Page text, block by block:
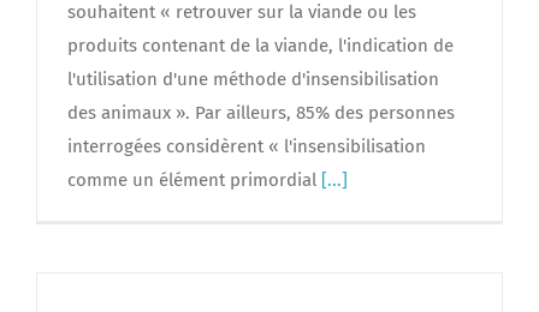
souhaitent « retrouver sur la viande ou les
produits contenant de la viande, l'indication de
l'utilisation d'une méthode d'insensibilisation
des animaux ». Par ailleurs, 85% des personnes
interrogées considèrent « l'insensibilisation
comme un élément primordial [...]